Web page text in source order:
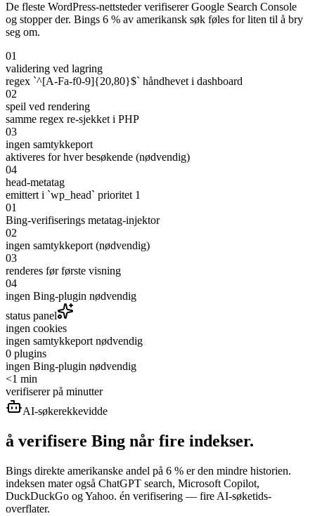
De fleste WordPress-nettsteder verifiserer Google Search Console
og stopper der. Bings 6 % av amerikansk søk føles for liten til å bry
seg om.
01
validering ved lagring
regex `^[A-Fa-f0-9]{20,80}$` håndhevet i dashboard
02
speil ved rendering
samme regex re-sjekket i PHP
03
ingen samtykkeport
aktiveres for hver besøkende (nødvendig)
04
head-metatag
emittert i `wp_head` prioritet 1
01
Bing-verifiserings metatag-injektor
02
ingen samtykkeport (nødvendig)
03
renderes før første visning
04
ingen Bing-plugin nødvendig
status panel
ingen cookies
ingen samtykkeport nødvendig
0 plugins
ingen Bing-plugin nødvendig
<1 min
verifiserer på minutter
AI-søkerekkevidde
å verifisere Bing når fire indekser.
Bings direkte amerikanske andel på 6 % er den mindre historien.
indeksen mater også ChatGPT search, Microsoft Copilot,
DuckDuckGo og Yahoo. én verifisering — fire AI-søketids-
overflater.